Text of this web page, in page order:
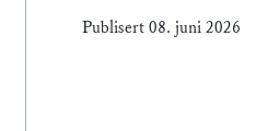
Publisert 08. juni 2026